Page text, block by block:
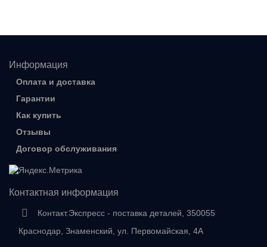
Информация
Оплата и доставка
Гарантии
Как купить
Отзывы
Договор обслуживания
Контактная информация
Контакт.Экспресс - поставка деталей, 350055
Краснодар, Знаменский, ул. Первомайская, 4А